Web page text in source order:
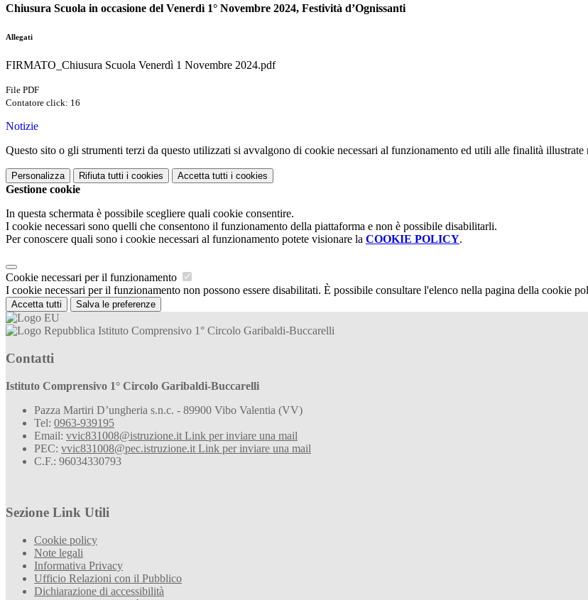
Chiusura Scuola in occasione del Venerdì 1° Novembre 2024, Festività d’Ognissanti
Allegati
FIRMATO_Chiusura Scuola Venerdì 1 Novembre 2024.pdf
File PDF
Contatore click: 16
Notizie
Questo sito o gli strumenti terzi da questo utilizzati si avvalgono di cookie necessari al funzionamento ed utili alle finalità illustrate
Personalizza Rifiuta tutti i cookies Accetta tutti i cookies
Gestione cookie
In questa schermata è possibile scegliere quali cookie consentire.
I cookie necessari sono quelli che consentono il funzionamento della piattaforma e non è possibile disabilitarli.
Per conoscere quali sono i cookie necessari al funzionamento potete visionare la COOKIE POLICY.
Cookie necessari per il funzionamento
I cookie necessari per il funzionamento non possono essere disabilitati. È possibile consultare l'elenco nella pagina della cookie
Accetta tutti Salva le preferenze
Istituto Comprensivo 1° Circolo Garibaldi-Buccarelli
Contatti
Istituto Comprensivo 1° Circolo Garibaldi-Buccarelli
Pazza Martiri D’ungheria s.n.c. - 89900 Vibo Valentia (VV)
Tel: 0963-939195
Email: vvic831008@istruzione.it Link per inviare una mail
PEC: vvic831008@pec.istruzione.it Link per inviare una mail
C.F.: 96034330793
Sezione Link Utili
Cookie policy
Note legali
Informativa Privacy
Ufficio Relazioni con il Pubblico
Dichiarazione di accessibilità